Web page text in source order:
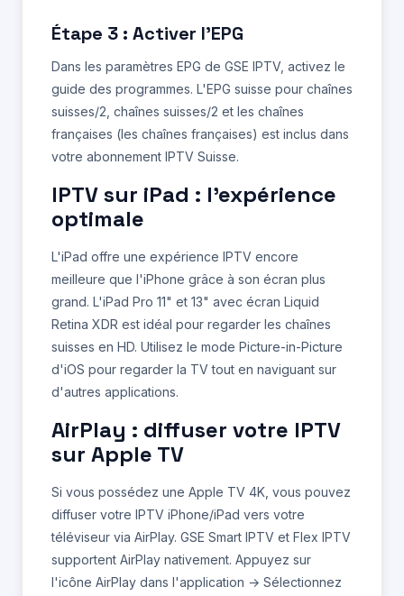
Étape 3 : Activer l'EPG
Dans les paramètres EPG de GSE IPTV, activez le
guide des programmes. L'EPG suisse pour chaînes
suisses/2, chaînes suisses/2 et les chaînes
françaises (les chaînes françaises) est inclus dans
votre abonnement IPTV Suisse.
IPTV sur iPad : l'expérience
optimale
L'iPad offre une expérience IPTV encore
meilleure que l'iPhone grâce à son écran plus
grand. L'iPad Pro 11" et 13" avec écran Liquid
Retina XDR est idéal pour regarder les chaînes
suisses en HD. Utilisez le mode Picture-in-Picture
d'iOS pour regarder la TV tout en naviguant sur
d'autres applications.
AirPlay : diffuser votre IPTV
sur Apple TV
Si vous possédez une Apple TV 4K, vous pouvez
diffuser votre IPTV iPhone/iPad vers votre
téléviseur via AirPlay. GSE Smart IPTV et Flex IPTV
supportent AirPlay nativement. Appuyez sur
l'icône AirPlay dans l'application → Sélectionnez